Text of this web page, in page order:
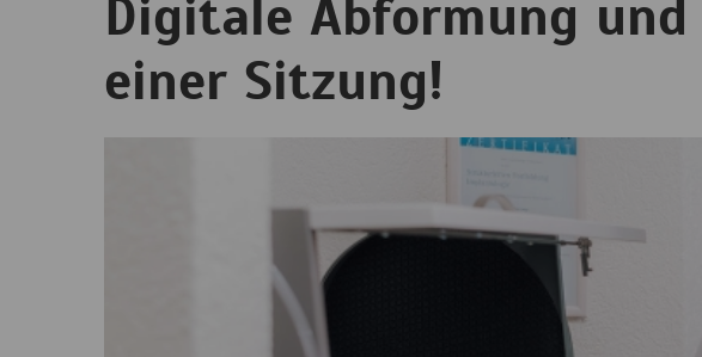
Digitale Abformung
einer Sitzung!